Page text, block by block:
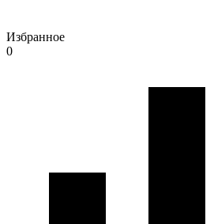
Избранное
0